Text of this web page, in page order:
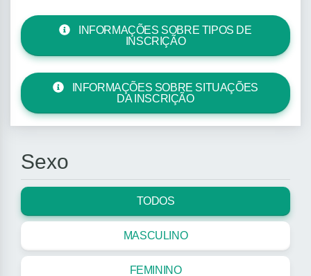
INFORMAÇÕES SOBRE TIPOS DE
INSCRIÇÃO
INFORMAÇÕES SOBRE SITUAÇÕES
DA INSCRIÇÃO
Sexo
TODOS
MASCULINO
FEMININO